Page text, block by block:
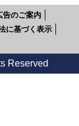
告のご案内
に基づく表示
Reserved